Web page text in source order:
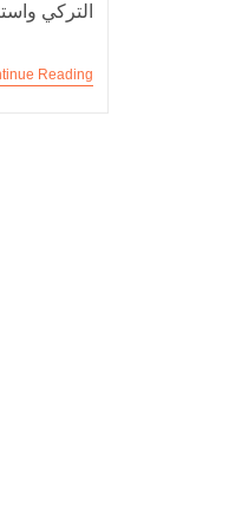
التركي
Reading